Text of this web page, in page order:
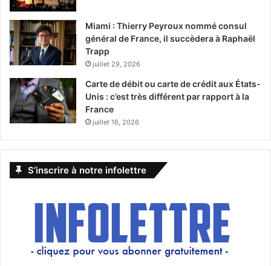
Miami : Thierry Peyroux nommé consul
général de France, il succèdera à Raphaël
Trapp
juillet 29, 2026
Carte de débit ou carte de crédit aux États-
Unis : c’est très différent par rapport à la
France
juillet 16, 2026
S’inscrire à notre infolettre